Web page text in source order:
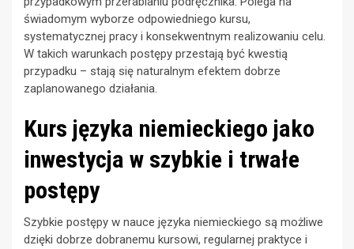
świadomym wyborze odpowiedniego kursu,
systematycznej pracy i konsekwentnym realizowaniu celu.
W takich warunkach postępy przestają być kwestią
przypadku – stają się naturalnym efektem dobrze
zaplanowanego działania.
Kurs języka niemieckiego jako
inwestycja w szybkie i trwałe
postępy
Szybkie postępy w nauce języka niemieckiego są możliwe
dzięki dobrze dobranemu kursowi, regularnej praktyce i